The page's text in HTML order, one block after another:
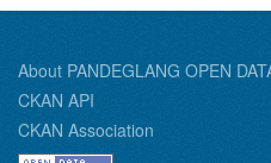
About PANDEGLANG OPEN
CKAN API
CKAN Association